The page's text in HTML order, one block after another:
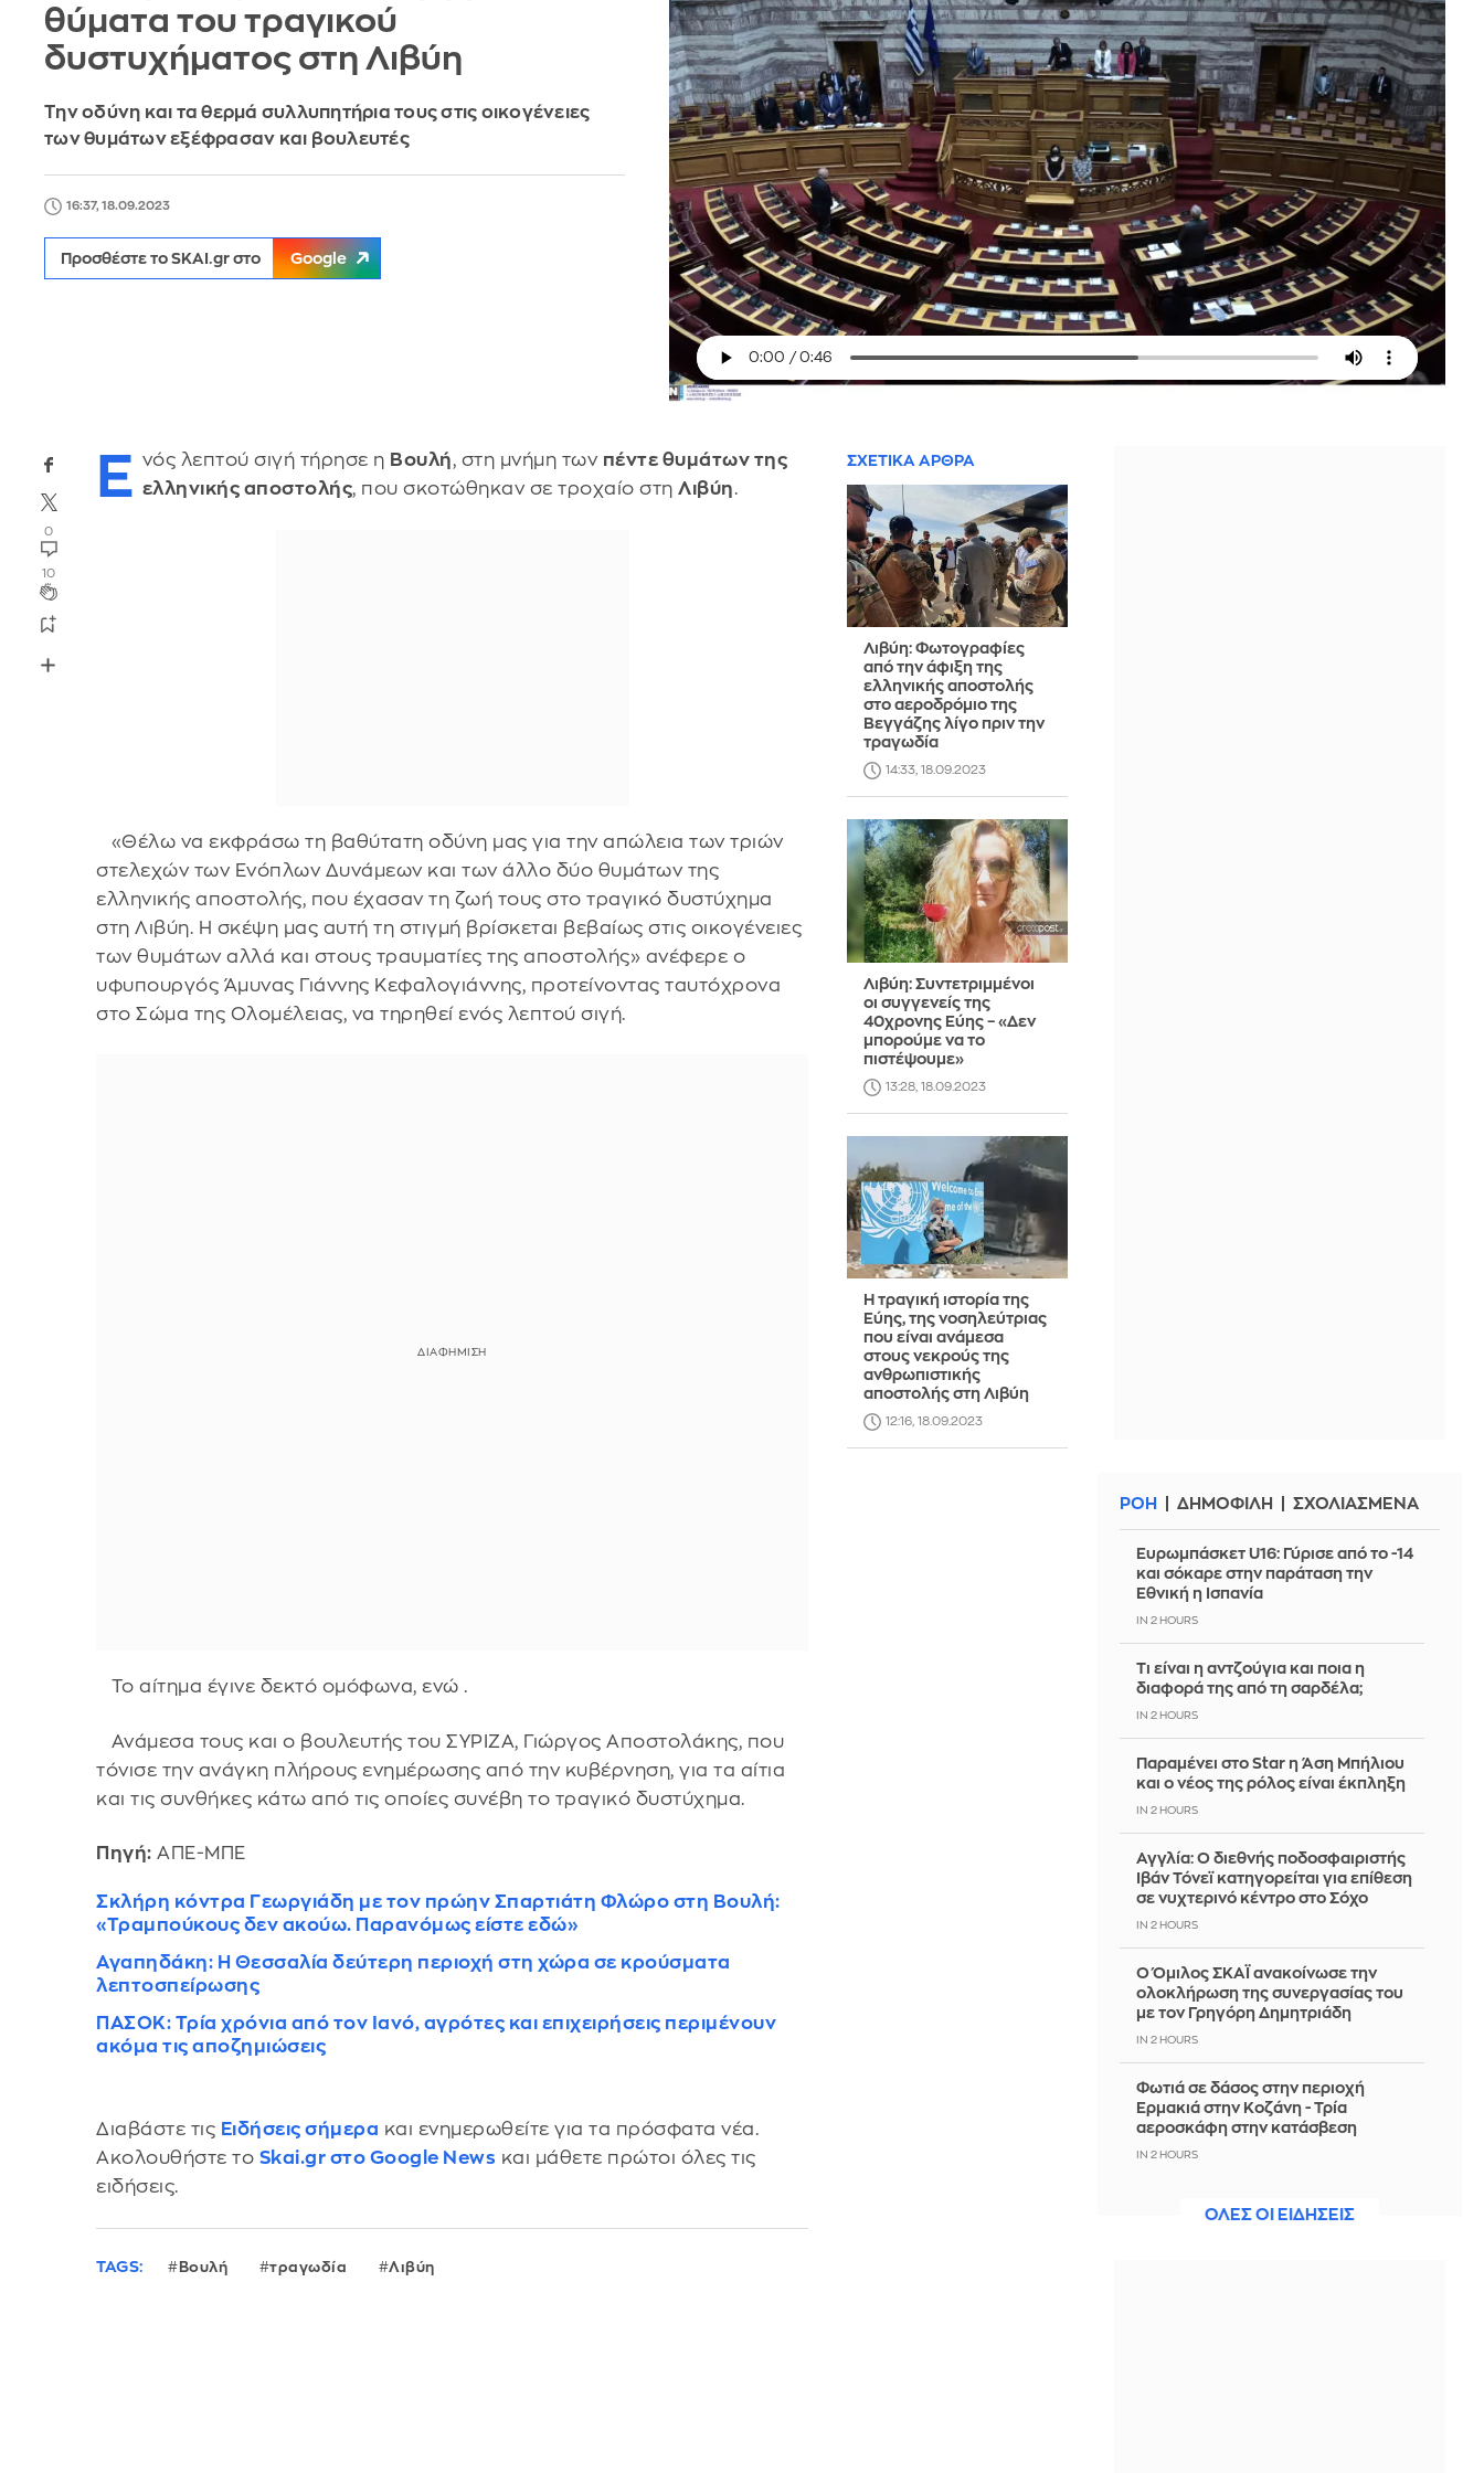
θύματα του τραγικού
δυστυχήματος στη Λιβύη
Tην οδύνη και τα θερμά συλλυπητήρια τους στις οικογένειες
των θυμάτων εξέφρασαν και βουλευτές
16:37, 18.09.2023
Προσθέστε το SKAI.gr στο Google
0
10
Ε νός λεπτού σιγή τήρησε η Βουλή, στη μνήμη των πέντε θυμάτων της
ελληνικής αποστολής, που σκοτώθηκαν σε τροχαίο στηΛιβύη.
«Θέλω να εκφράσω τη βαθύτατη οδύνη μας για την απώλεια των τριών
στελεχών των Ενόπλων Δυνάμεων και των άλλο δύο θυμάτων της
ελληνικής αποστολής, που έχασαν τη ζωή τους στο τραγικό δυστύχημα
στη Λιβύη. Η σκέψη μας αυτή τη στιγμή βρίσκεται βεβαίως στις οικογένειες
των θυμάτων αλλά και στους τραυματίες της αποστολής» ανέφερε ο
υφυπουργός Άμυνας Γιάννης Κεφαλογιάννης, προτείνοντας ταυτόχρονα
στο Σώμα της Ολομέλειας, να τηρηθεί ενός λεπτού σιγή.
Το αίτημα έγινε δεκτό ομόφωνα, ενώ .
Ανάμεσα τους και ο βουλευτής του ΣΥΡΙΖΑ, Γιώργος Αποστολάκης, που
τόνισε την ανάγκη πλήρους ενημέρωσης από την κυβέρνηση, για τα αίτια
και τις συνθήκες κάτω από τις οποίες συνέβη το τραγικό δυστύχημα.
Πηγή: ΑΠΕ-ΜΠΕ
Σκλήρη κόντρα Γεωργιάδη με τον πρώην Σπαρτιάτη Φλώρο στη Βουλή:
«Τραμπούκους δεν ακούω. Παρανόμως είστε εδώ»
Αγαπηδάκη: Η Θεσσαλία δεύτερη περιοχή στη χώρα σε κρούσματα
λεπτοσπείρωσης
ΠΑΣΟΚ: Τρία χρόνια από τον Ιανό, αγρότες και επιχειρήσεις περιμένουν
ακόμα τις αποζημιώσεις
Διαβάστε τις Ειδήσεις σήμερα και ενημερωθείτε για τα πρόσφατα νέα.
Ακολουθήστε το Skai.gr στο Google News και μάθετε πρώτοι όλες τις
ειδήσεις.
TAGS: Βουλή τραγωδία Λιβύη
ΣΧΕΤΙΚΑ ΑΡΘΡΑ
Λιβύη: Φωτογραφίες
από την άφιξη της
ελληνικής αποστολής
στο αεροδρόμιο της
Βεγγάζης λίγο πριν την
τραγωδία
14:33, 18.09.2023
Λιβύη: Συντετριμμένοι
οι συγγενείς της
40χρονης Εύης – «Δεν
μπορούμε να το
πιστέψουμε»
13:28, 18.09.2023
Η τραγική ιστορία της
Εύης, της νοσηλεύτριας
που είναι ανάμεσα
στους νεκρούς της
ανθρωπιστικής
αποστολής στη Λιβύη
12:16, 18.09.2023
ΡΟΗ ΔΗΜΟΦΙΛΗ ΣΧΟΛΙΑΣΜΕΝΑ
Ευρωμπάσκετ U16: Γύρισε από το -14
και σόκαρε στην παράταση την
Εθνική η Ισπανία
IN 2 HOURS
Τι είναι η αντζούγια και ποια η
διαφορά της από τη σαρδέλα;
IN 2 HOURS
Παραμένει στο Star η Άση Μπήλιου
και ο νέος της ρόλος είναι έκπληξη
IN 2 HOURS
Αγγλία: Ο διεθνής ποδοσφαιριστής
Ιβάν Τόνεϊ κατηγορείται για επίθεση
σε νυχτερινό κέντρο στο Σόχο
IN 2 HOURS
Ο Όμιλος ΣΚΑΪ ανακοίνωσε την
ολοκλήρωση της συνεργασίας του
με τον Γρηγόρη Δημητριάδη
IN 2 HOURS
Φωτιά σε δάσος στην περιοχή
Ερμακιά στην Κοζάνη - Τρία
αεροσκάφη στην κατάσβεση
IN 2 HOURS
Αττικής: «Καταστροφικά τα
ΟΛΕΣ ΟΙ ΕΙΔΗΣΕΙΣ